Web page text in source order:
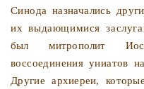
Синода назначались
их выдающимися
был митрополит
воссоединения униатов
Дру­гие архиереи,